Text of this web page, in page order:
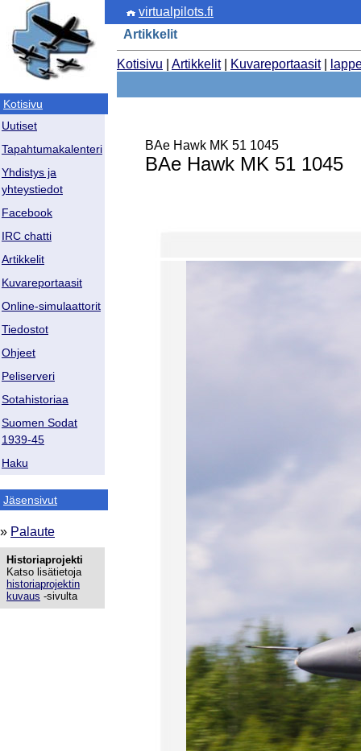
Kotisivu
Uutiset
Tapahtumakalenteri
Yhdistys ja
yhteystiedot
Facebook
IRC chatti
Artikkelit
Kuvareportaasit
Online-simulaattorit
Tiedostot
Ohjeet
Peliserveri
Sotahistoriaa
Suomen Sodat
1939-45
Haku
Jäsensivut
» Palaute
Historiaprojekti
Katso lisätietoja
historiaprojektin
kuvaus -sivulta
virtualpilots.fi
Artikkelit
Kotisivu Artikkelit| Kuvareportaasit|
BAe Hawk MK 51 1045
BAe Hawk MK 51 1045